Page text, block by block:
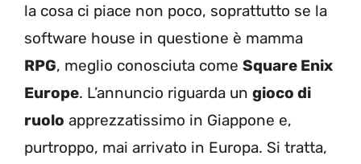
la cosa ci piace non poco, soprattutto se la
software house in questione è mamma
RPG, meglio conosciuta come Square Enix
Europe. L’annuncio riguarda un gioco di
ruolo apprezzatissimo in Giappone e,
purtroppo, mai arrivato in Europa. Si tratta,